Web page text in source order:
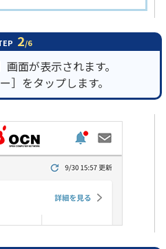
2/6
面が表示されます。
］をタップします。